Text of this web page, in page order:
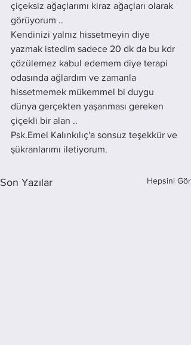
çiçeksiz ağaçlarımı kiraz ağaçları olarak
görüyorum ..
Kendinizi yalnız hissetmeyin diye
yazmak istedim sadece 20 dk da bu kdr
çözülemez kabul edemem diye terapi
odasında ağlardım ve zamanla
hissetmemek mükemmel bi duygu
dünya gerçekten yaşanması gereken
çiçekli bir alan ..
Psk.Emel Kalınkılıç'a sonsuz teşekkür ve
şükranlarımı iletiyorum.
Son Yazılar Hepsini Gör